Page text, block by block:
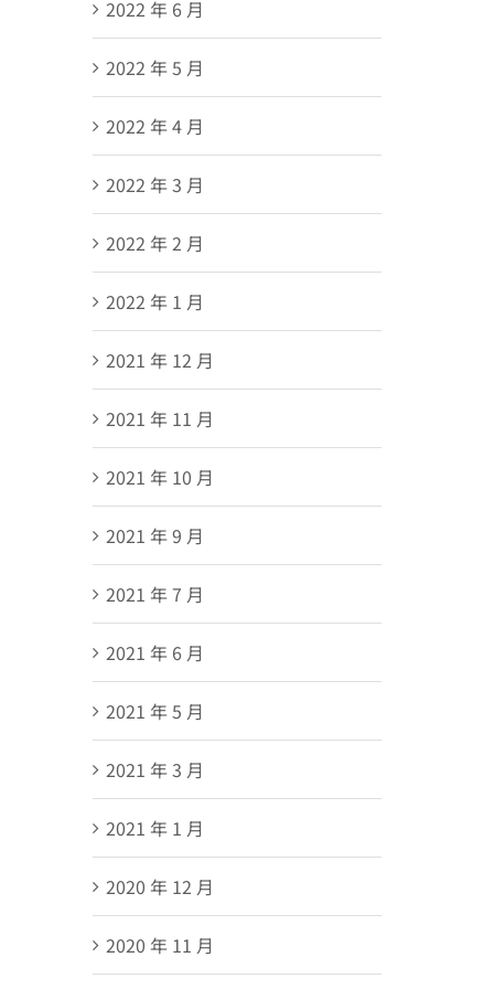
2022 年 6 月
2022 年 5 月
2022 年 4 月
2022 年 3 月
2022 年 2 月
2022 年 1 月
2021 年 12 月
2021 年 11 月
2021 年 10 月
2021 年 9 月
2021 年 7 月
2021 年 6 月
2021 年 5 月
2021 年 3 月
2021 年 1 月
2020 年 12 月
2020 年 11 月